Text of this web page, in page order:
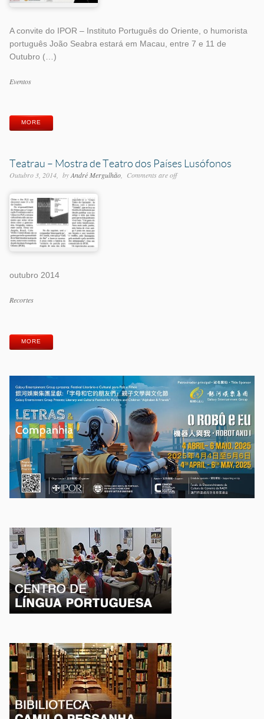
A convite do IPOR – Instituto Português do Oriente, o humorista
português João Seabra estará em Macau, entre 7 e 11 de
Outubro (…)
Categorias
Eventos
MORE
Teatrau – Mostra de Teatro dos Países Lusófonos
Outubro 3, 2014 byAndré Mergulhão Comments are off
outubro 2014
Categorias
Recortes
MORE